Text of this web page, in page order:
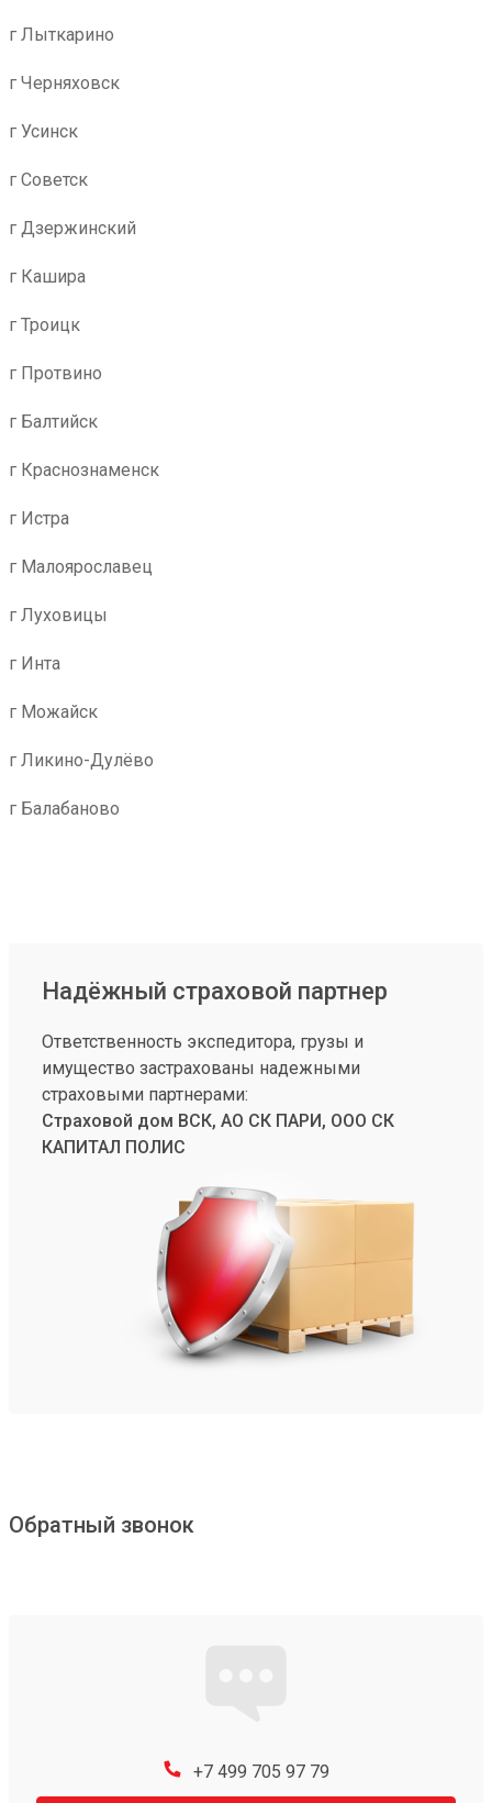
г Лыткарино
г Черняховск
г Усинск
г Советск
г Дзержинский
г Кашира
г Троицк
г Протвино
г Балтийск
г Краснознаменск
г Истра
г Малоярославец
г Луховицы
г Инта
г Можайск
г Ликино-Дулёво
г Балабаново
Надёжный страховой партнер
Ответственность экспедитора, грузы и
имущество застрахованы надежными
страховыми партнерами:
Страховой дом ВСК, АО СК ПАРИ, ООО СК
КАПИТАЛ ПОЛИС
Обратный звонок
+7 499 705 97 79